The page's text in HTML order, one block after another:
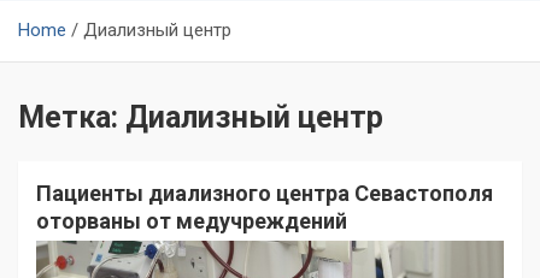
Home Диализный центр
Метка: Диализный центр
Пациенты диализного центра Севастополя
оторваны от медучреждений